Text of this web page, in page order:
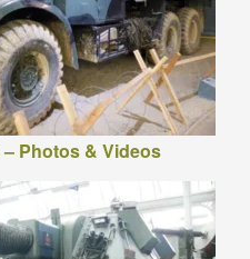
Photos & Videos